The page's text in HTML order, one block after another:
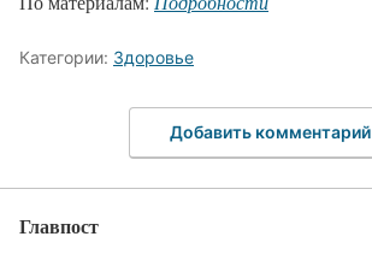
Категории: Здоровье
Добавить комментарий
Главпост